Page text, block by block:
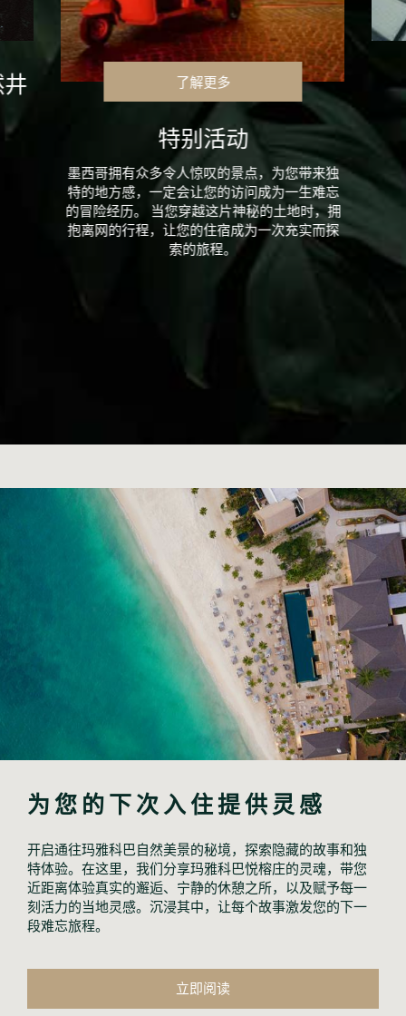
了解更多
特别活动
墨西哥拥有众多令人惊叹的景点，为您带来独
特的地方感，一定会让您的访问成为一生难忘
的冒险经历。 当您穿越这片神秘的土地时，拥
抱离网的行程，让您的住宿成为一次充实而探
索的旅程。
为您的下次入住提供灵感
开启通往玛雅科巴自然美景的秘境，探索隐藏的故事和独
特体验。在这里，我们分享玛雅科巴悦榕庄的灵魂，带您
近距离体验真实的邂逅、宁静的休憩之所，以及赋予每一
刻活力的当地灵感。沉浸其中，让每个故事激发您的下一
段难忘旅程。
立即阅读